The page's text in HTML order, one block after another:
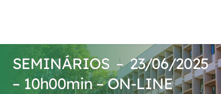
SEMINÁRIOS – 23/06/2025
– 10h00min – ON-LINE